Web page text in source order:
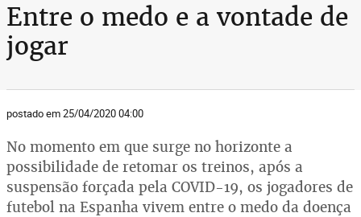
Entre o medo e a vontade de
jogar
postado em 25/04/2020 04:00
No momento em que surge no horizonte a
possibilidade de retomar os treinos, após a
suspensão forçada pela COVID-19, os jogadores de
futebol na Espanha vivem entre o medo da doença